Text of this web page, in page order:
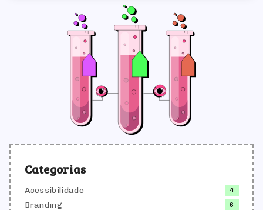
Categorias
Acessibilidade 4
Branding 6